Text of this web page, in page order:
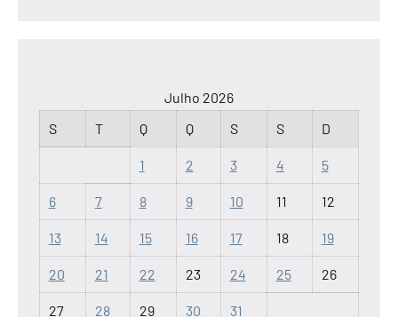
Julho 2026
S
T Q Q S S D
1 2 3 4 5
6 7 8 9 10 11 12
13 14 15 16 17 18 19
20 21 22 23 24 25 26
27 28 29 30 31